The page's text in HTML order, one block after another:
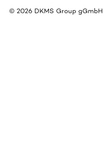
© 2026 DKMS Group gGmbH